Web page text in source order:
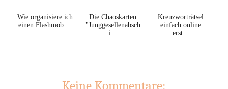
Wie organisiere ich
einen Flashmob ...
Die Chaoskarten
"Junggesellenabsch
i...
Kreuzworträtsel
einfach online
erst...
Keine Kommentare: